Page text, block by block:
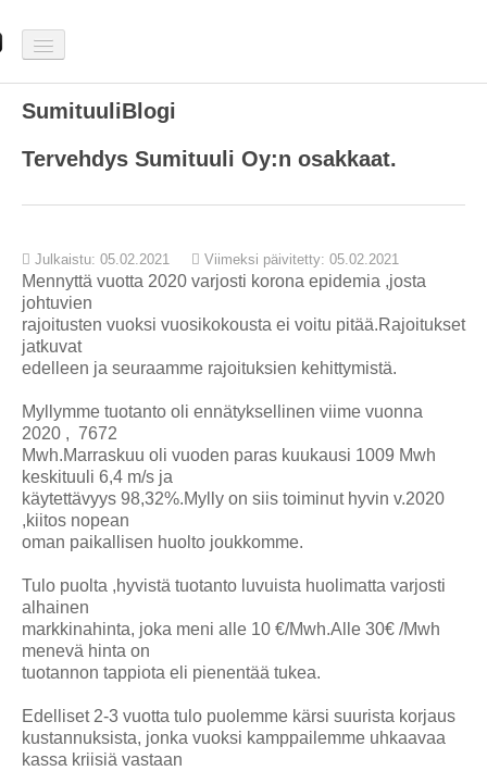
Etusivu
Tuulenmittaus
Yhteystiedot
SumituuliBlogi
Tervehdys Sumituuli Oy:n osakkaat.
Julkaistu: 05.02.2021 Viimeksi päivitetty: 05.02.2021
Mennyttä vuotta 2020 varjosti korona epidemia ,josta
johtuvien
rajoitusten vuoksi vuosikokousta ei voitu pitää.Rajoitukset
jatkuvat
edelleen ja seuraamme rajoituksien kehittymistä.
Myllymme tuotanto oli ennätyksellinen viime vuonna
2020 , 7672
Mwh.Marraskuu oli vuoden paras kuukausi 1009 Mwh
keskituuli 6,4 m/s ja
käytettävyys 98,32%.Mylly on siis toiminut hyvin v.2020
,kiitos nopean
oman paikallisen huolto joukkomme.
Tulo puolta ,hyvistä tuotanto luvuista huolimatta varjosti
alhainen
markkinahinta, joka meni alle 10 €/Mwh.Alle 30€ /Mwh
menevä hinta on
tuotannon tappiota eli pienentää tukea.
Edelliset 2-3 vuotta tulo puolemme kärsi suurista korjaus
kustannuksista, jonka vuoksi kamppailemme uhkaavaa
kassa kriisiä vastaan